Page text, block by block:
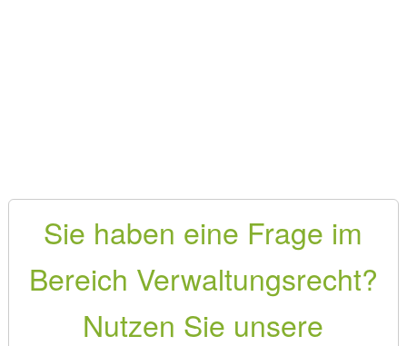
Sie haben eine Frage im
Bereich Verwaltungsrecht?
Nutzen Sie unsere